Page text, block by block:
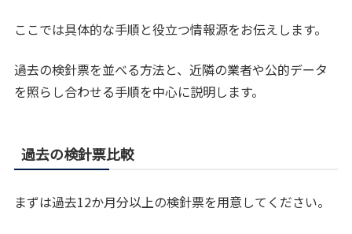
ここでは具体的な手順と役立つ情報源をお伝えします。
過去の検針票を並べる方法と、近隣の業者や公的データ
を照らし合わせる手順を中心に説明します。
過去の検針票比較
まずは過去12か月分以上の検針票を用意してください。